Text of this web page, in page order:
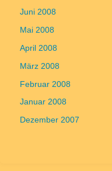
Juni 2008
Mai 2008
April 2008
März 2008
Februar 2008
Januar 2008
Dezember 2007